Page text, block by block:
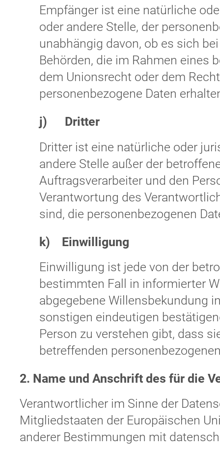
Empfänger ist eine natürliche
oder andere Stelle, der
unabhängig davon, ob es sich
Behörden, die im Rahmen eines
dem Unionsrecht oder dem
personenbezogene Daten
j) Dritter
Dritter ist eine natürliche oder
andere Stelle außer der
Auftragsverarbeiter und den
Verantwortung des
sind, die personenbezogenen
k) Einwilligung
Einwilligung ist jede von der
bestimmten Fall in informierter
abgegebene Willensbekundung
sonstigen eindeutigen
Person zu verstehen gibt, dass
betreffenden
2. Name und Anschrift des für die
Verantwortlicher im Sinne der
Mitgliedstaaten der Europäischen
anderer Bestimmungen mit